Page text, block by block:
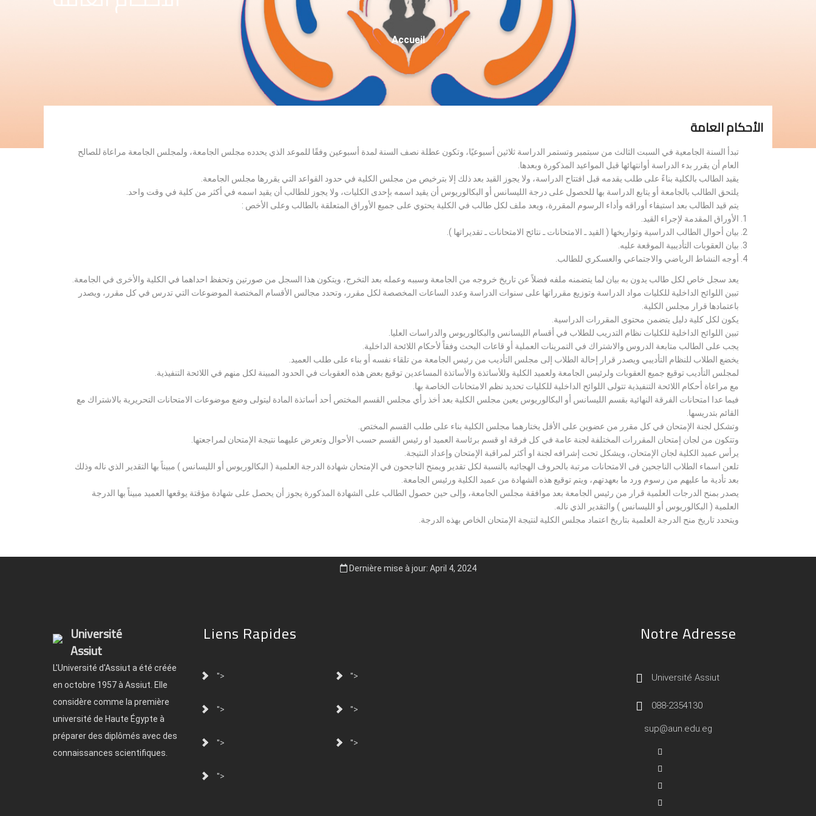
Fil
D'Ariane
Accueil
الأحكام العامة
تبدأ السنة الجامعية في السبت الثالث من سبتمبر وتستمر الدراسة ثلاثين أسبوعيًا، وتكون عطلة نصف السنة لمدة أسبوعين وفقًا للموعد الذي يحدده مجلس الجامعة، ولمجلس الجامعة مراعاة للصالح
العام أن يقرر بدء الدراسة أوانتهائها قبل المواعيد المذكورة وبعدها.
يقيد الطالب بالكلية بناءً على طلب يقدمه قبل افتتاح الدراسة، ولا يجوز القيد بعد ذلك إلا بترخيص من مجلس الكلية في حدود القواعد التي يقررها مجلس الجامعة.
يلتحق الطالب بالجامعة أو يتابع الدراسة بها للحصول على درجة الليسانس أو البكالوريوس أن يقيد اسمه بإحدى الكليات، ولا يجوز للطالب أن يقيد اسمه في أكثر من كلية في وقت واحد.
يتم قيد الطالب بعد استيفاء أوراقه وأداء الرسوم المقررة، ويعد ملف لكل طالب في الكلية يحتوي على جميع الأوراق المتعلقة بالطالب وعلى الأخص :
الأوراق المقدمة لإجراء القيد.
بيان أحوال الطالب الدراسية وتواريخها ( القيد ـ الامتحانات ـ نتائح الامتحانات ـ تقديراتها ).
بيان العقوبات التأديبية الموقعة عليه.
أوجه النشاط الرياضي والاجتماعي والعسكري للطالب.
يعد سجل خاص لكل طالب يدون به بيان لما يتضمنه ملفه فضلاً عن تاريخ خروجه من الجامعة وسببه وعمله بعد التخرج، ويتكون هذا السجل من صورتين وتحفظ احداهما في الكلية والأخرى في الجامعة.
تبين اللوائح الداخلية للكليات مواد الدراسة وتوزيع مقرراتها على سنوات الدراسة وعدد الساعات المخصصة لكل مقرر، وتحدد مجالس الأقسام المختصة الموضوعات التي تدرس في كل مقرر، ويصدر
باعتمادها قرار مجلس الكلية.
يكون لكل كلية دليل يتضمن محتوى المقررات الدراسية.
تبين اللوائح الداخلية للكليات نظام التدريب للطلاب في أقسام الليسانس والبكالوريوس والدراسات العليا.
يجب على الطالب متابعة الدروس والاشتراك في التمرينات العملية أو قاعات البحث وفقاً لأحكام اللائحة الداخلية.
يخضع الطلاب للنظام التأديبي ويصدر قرار إحالة الطلاب إلى مجلس التأديب من رئيس الجامعة من تلقاء نفسه أو بناء على طلب العميد.
لمجلس التأديب توقيع جميع العقوبات ولرئيس الجامعة ولعميد الكلية وللأساتذة والأساتذة المساعدين توقيع بعض هذه العقوبات في الحدود المبينة لكل منهم في اللائحة التنفيذية.
مع مراعاة أحكام اللائحة التنفيذية تتولى اللوائح الداخلية للكليات تحديد نظم الامتحانات الخاصة بها.
فيما عدا امتحانات الفرقة النهائية بقسم الليسانس أو البكالوريوس يعين مجلس الكلية بعد أخذ رأي مجلس القسم المختص أحد أساتذة المادة ليتولى وضع موضوعات الامتحانات التحريرية بالاشتراك مع
القائم بتدريسها.
وتشكل لجنة الإمتحان في كل مقرر من عضوين على الأقل يختارهما مجلس الكلية بناء على طلب القسم المختص.
وتتكون من لجان إمتحان المقررات المختلفة لجنة عامة في كل فرقة او قسم برئاسة العميد او رئيس القسم حسب الأحوال وتعرض عليهما نتيجة الإمتحان لمراجعتها.
يرأس عميد الكلية لجان الإمتحان، ويشكل تحت إشرافه لجنة او أكثر لمراقبة الإمتحان وإعداد النتيجة.
تلعن اسماء الطلاب الناجحين فى الامتحانات مرتبة بالحروف الهجائيه بالنسبة لكل تقدير ويمنح الناجحون في الإمتحان شهادة الدرجة العلمية ( البكالوريوس أو الليسانس ) مبيناً بها التقدير الذي ناله وذلك
بعد تأدية ما عليهم من رسوم ورد ما بعهدتهم، ويتم توقيع هذه الشهادة من عميد الكلية ورئيس الجامعة.
يصدر بمنح الدرجات العلمية قرار من رئيس الجامعة بعد موافقة مجلس الجامعة، وإلى حين حصول الطالب على الشهادة المذكورة يجوز أن يحصل على شهادة مؤقتة يوقعها العميد مبيناً بها الدرجة
العلمية ( البكالوريوس أو الليسانس ) والتقدير الذي ناله.
ويتحدد تاريخ منح الدرجة العلمية بتاريخ اعتماد مجلس الكلية لنتيجة الإمتحان الخاص بهذه الدرجة.
Dernière mise à jour: April 4, 2024
Université
Assiut
L'Université d'Assiut a été créée
en octobre 1957 à Assiut. Elle
considère comme la première
université de Haute Égypte à
préparer des diplômés avec des
connaissances scientifiques.
Liens Rapides
"> ">
"> ">
"> ">
">
Notre Adresse
Université Assiut
088-2354130
sup@aun.edu.eg